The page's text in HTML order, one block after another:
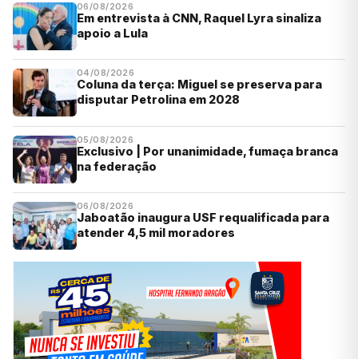
06/08/2026
Em entrevista à CNN, Raquel Lyra sinaliza
apoio a Lula
04/08/2026
Coluna da terça: Miguel se preserva para
disputar Petrolina em 2028
05/08/2026
Exclusivo | Por unanimidade, fumaça branca
na federação
06/08/2026
Jaboatão inaugura USF requalificada para
atender 4,5 mil moradores